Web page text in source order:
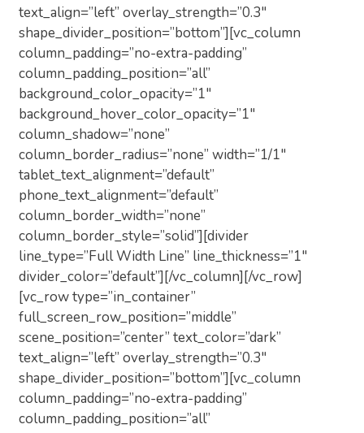
text_align=”left” overlay_strength=”0.3″
shape_divider_position=”bottom”][vc_column
column_padding=”no-extra-padding”
column_padding_position=”all”
background_color_opacity=”1″
background_hover_color_opacity=”1″
column_shadow=”none”
column_border_radius=”none” width=”1/1″
tablet_text_alignment=”default”
phone_text_alignment=”default”
column_border_width=”none”
column_border_style=”solid”][divider
line_type=”Full Width Line” line_thickness=”1″
divider_color=”default”][/vc_column][/vc_row]
[vc_row type=”in_container”
full_screen_row_position=”middle”
scene_position=”center” text_color=”dark”
text_align=”left” overlay_strength=”0.3″
shape_divider_position=”bottom”][vc_column
column_padding=”no-extra-padding”
column_padding_position=”all”